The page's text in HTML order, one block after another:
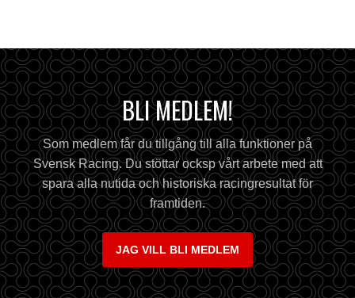
BLI MEDLEM!
Som medlem får du tillgång till alla funktioner på
Svensk Racing. Du stöttar ocksp vårt arbete med att
spara alla nutida och historiska racingresultat för
framtiden.
JAG VILL BLI MEDLEM